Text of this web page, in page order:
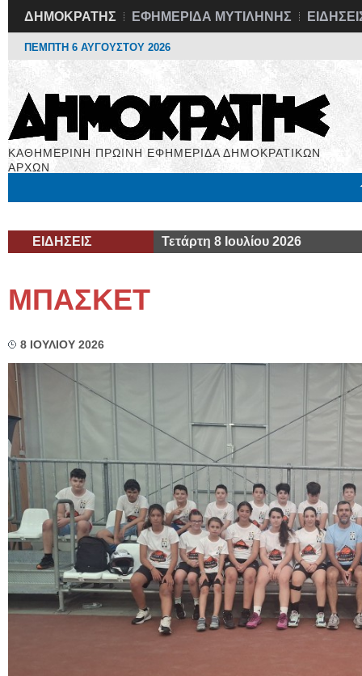
ΔΗΜΟΚΡΑΤΗΣ ΕΦΗΜΕΡΙΔΑ ΜΥΤΙΛΗΝΗΣ
ΠΕΜΠΤΗ 6 ΑΥΓΟΥΣΤΟΥ 2026
ΚΑΘΗΜΕΡΙΝΗ ΠΡΩΙΝΗ ΕΦΗΜΕΡΙΔΑ ΔΗΜΟΚΡΑΤΙΚΩΝ
ΑΡΧΩΝ
ΕΙΔΗΣΕΙΣ Τετάρτη 8 Ιουλίου 2026
ΜΠΑΣΚΕΤ
8 ΙΟΥΛΙΟΥ 2026